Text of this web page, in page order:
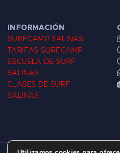
INFORMACIÓN
SURFCAMP SALINAS
TARIFAS SURFCAMP
ESCUELA DE SURF
SALINAS
CLASES DE SURF
SALINAS